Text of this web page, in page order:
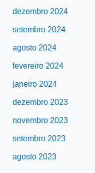
dezembro 2024
setembro 2024
agosto 2024
fevereiro 2024
janeiro 2024
dezembro 2023
novembro 2023
setembro 2023
agosto 2023